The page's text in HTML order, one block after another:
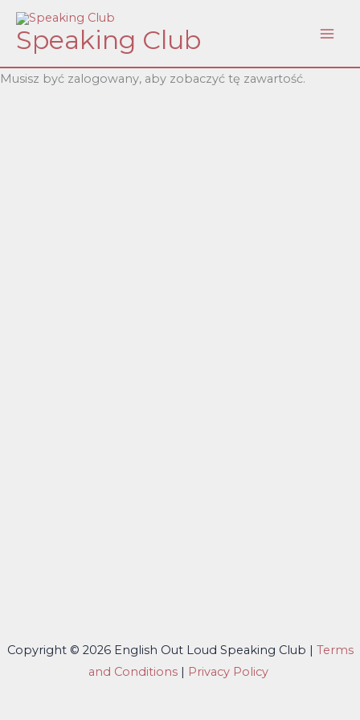
Skip
content
Speaking Club
Musisz być zalogowany, aby zobaczyć tę zawartość.
Copyright © 2026 English Out Loud Speaking Club | Terms
and Conditions | Privacy Policy